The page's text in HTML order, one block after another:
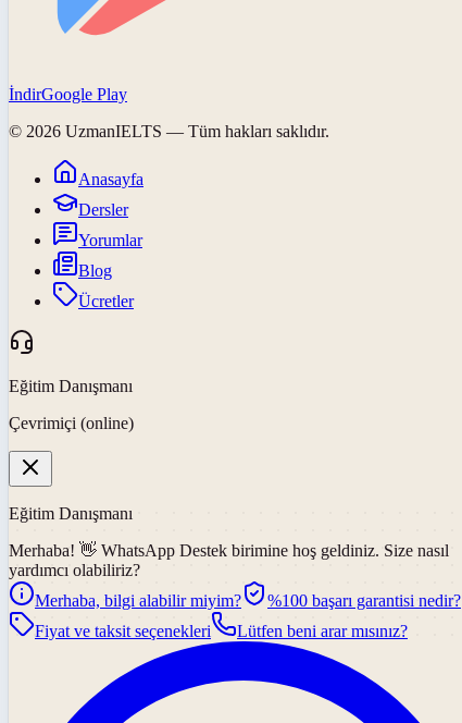
İndirGoogle Play
© 2026 UzmanIELTS — Tüm hakları saklıdır.
Anasayfa
Dersler
Yorumlar
Blog
Ücretler
Eğitim Danışmanı
Çevrimiçi (online)
Eğitim Danışmanı
Merhaba! 👋 WhatsApp Destek birimine hoş geldiniz. Size nasıl
yardımcı olabiliriz?
Merhaba, bilgi alabilir miyim?
%100 başarı garantisi nedir?
Fiyat ve taksit seçenekleri
Lütfen beni arar mısınız?